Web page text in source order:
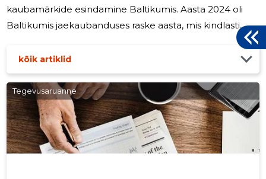
kaubamärkide esindamine Baltikumis. Aasta 2024 oli
Baltikumis jaekaubanduses raske aasta, mis kindlasti
Aastal 2025 jaekaubanduse taastumist ettevõte ei
prognoosi, seega oleme 2025 plaanidega
konservatiivsed aga kindlasti näeme ettevõttel siiski
kasvu.
kõik artiklid
Tegevusaruanne